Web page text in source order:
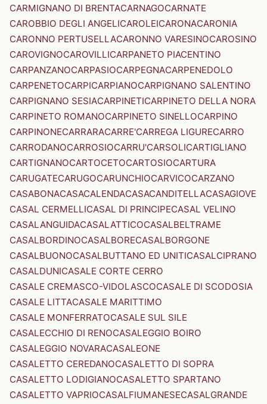
CARMIGNANO DI BRENTACARNAGOCARNATE
CAROBBIO DEGLI ANGELICAROLEICARONACARONIA
CARONNO PERTUSELLACARONNO VARESINOCAROSINO
CAROVIGNOCAROVILLICARPANETO PIACENTINO
CARPANZANOCARPASIOCARPEGNACARPENEDOLO
CARPENETOCARPICARPIANOCARPIGNANO SALENTINO
CARPIGNANO SESIACARPINETICARPINETO DELLA NORA
CARPINETO ROMANOCARPINETO SINELLOCARPINO
CARPINONECARRARACARRE'CARREGA LIGURECARRO
CARRODANOCARROSIOCARRU'CARSOLICARTIGLIANO
CARTIGNANOCARTOCETOCARTOSIOCARTURA
CARUGATECARUGOCARUNCHIOCARVICOCARZANO
CASABONACASACALENDACASACANDITELLACASAGIOVE
CASAL CERMELLICASAL DI PRINCIPECASAL VELINO
CASALANGUIDACASALATTICOCASALBELTRAME
CASALBORDINOCASALBORECASALBORGONE
CASALBUONOCASALBUTTANO ED UNITICASALCIPRANO
CASALDUNICASALE CORTE CERRO
CASALE CREMASCO-VIDOLASCOCASALE DI SCODOSIA
CASALE LITTACASALE MARITTIMO
CASALE MONFERRATOCASALE SUL SILE
CASALECCHIO DI RENOCASALEGGIO BOIRO
CASALEGGIO NOVARACASALEONE
CASALETTO CEREDANOCASALETTO DI SOPRA
CASALETTO LODIGIANOCASALETTO SPARTANO
CASALETTO VAPRIOCASALFIUMANESECASALGRANDE